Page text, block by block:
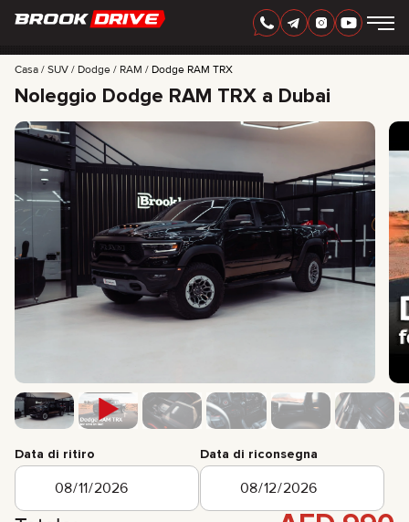
AED
MARCHI
PERIODO DI NOLEGGIO
MIGLIORI OFFERTE
FAQ
CERTIFICATES
RECENSIONI
COLLABORAZIONE
NOLEGGIA E DIVENTA TUO
971 52 193 88 88
+ 7 925 283 88 88
Casa SUV Dodge RAM Dodge RAM TRX
Noleggio Dodge RAM TRX a Dubai
Data di ritiro Data di riconsegna